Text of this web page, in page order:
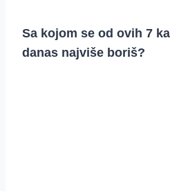
Sa kojom se od ovih 7
danas najviše boriš?